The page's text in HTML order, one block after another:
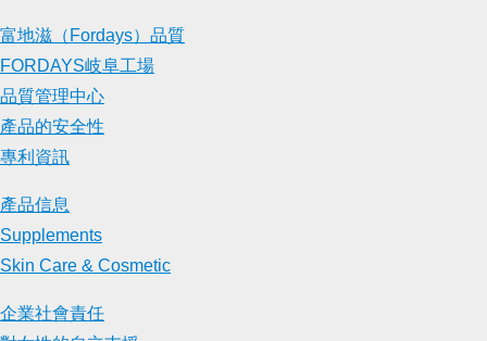
富地滋（Fordays）品質
FORDAYS岐阜工場
品質管理中心
產品的安全性
專利資訊
產品信息
Supplements
Skin Care & Cosmetic
企業社會責任